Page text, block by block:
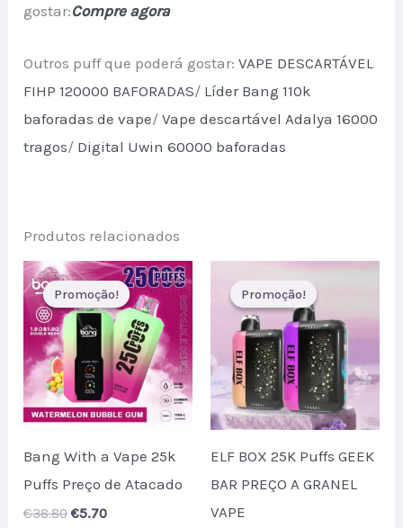
gostar:Compre agora
Outros puff que poderá gostar: VAPE DESCARTÁVEL
FIHP 120000 BAFORADAS/ Líder Bang 110k
baforadas de vape/Vape descartável Adalya 16000
tragos/ Digital Uwin 60000 baforadas
Produtos relacionados
Promoção!
Promoção!
Bang With a Vape 25k
Puffs Preço de Atacado
€38.80 Original
€5.70Current
Promoção!
Promoção!
ELF BOX 25K Puffs GEEK
BAR PREÇO A GRANEL
VAPE